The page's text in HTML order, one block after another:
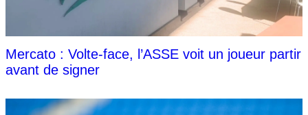
Mercato : Volte-face, l’ASSE voit un joueur partir
avant de signer